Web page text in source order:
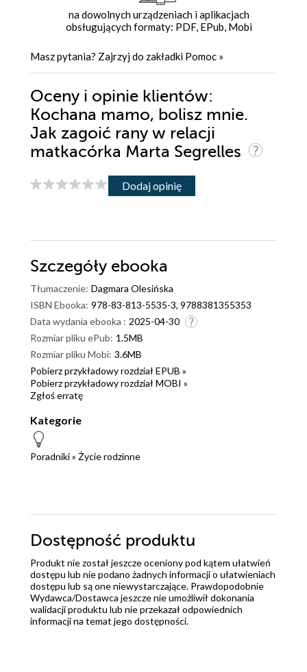
na dowolnych urządzeniach i aplikacjach
obsługujących formaty: PDF, EPub, Mobi
Masz pytania? Zajrzyj do zakładki Pomoc »
Oceny i opinie klientów:
Kochana mamo, bolisz mnie.
Jak zagoić rany w relacji
matkacórka Marta Segrelles
Dodaj opinię
Szczegóły ebooka
Tłumaczenie: Dagmara Olesińska
ISBN Ebooka: 978-83-813-5535-3, 9788381355353
Data wydania ebooka : 2025-04-30
Rozmiar pliku ePub: 1.5MB
Rozmiar pliku Mobi: 3.6MB
Pobierz przykładowy rozdział EPUB »
Pobierz przykładowy rozdział MOBI »
Zgłoś erratę
Kategorie
Poradniki» Życie rodzinne
Dostępność produktu
Produkt nie został jeszcze oceniony pod kątem ułatwień
dostępu lub nie podano żadnych informacji o ułatwieniach
dostępu lub są one niewystarczające. Prawdopodobnie
Wydawca/Dostawca jeszcze nie umożliwił dokonania
walidacji produktu lub nie przekazał odpowiednich
informacji na temat jego dostępności.